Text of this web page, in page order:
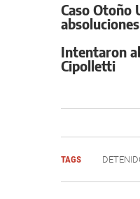
Caso Otoño
absoluciones
Intentaron
Cipolletti
TAGS